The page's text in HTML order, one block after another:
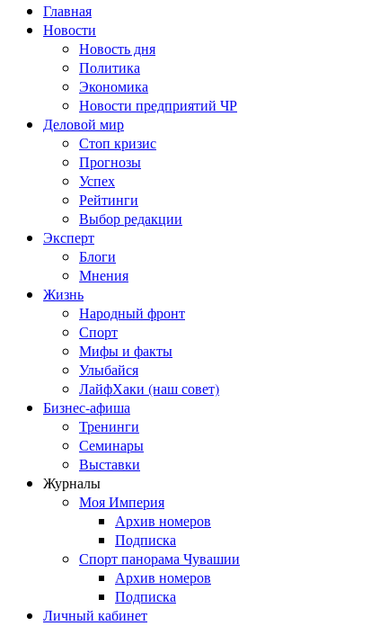
Главная
Новости
Новость дня
Политика
Экономика
Новости предприятий ЧР
Деловой мир
Стоп кризис
Прогнозы
Успех
Рейтинги
Выбор редакции
Эксперт
Блоги
Мнения
Жизнь
Народный фронт
Спорт
Мифы и факты
Улыбайся
ЛайфХаки (наш совет)
Бизнес-афиша
Тренинги
Семинары
Выставки
Журналы
Моя Империя
Архив номеров
Подписка
Спорт панорама Чувашии
Архив номеров
Подписка
Личный кабинет